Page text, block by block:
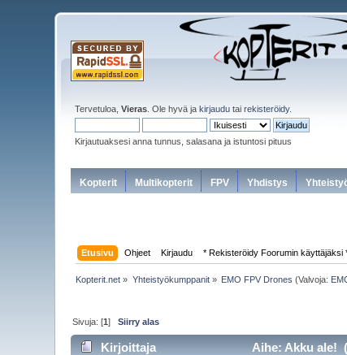
Tervetuloa,Vieras . Ole hyvä jakirjaudu tairekisteröidy.
Kirjautuaksesi anna tunnus, salasana ja istuntosi pituus
Kopterit Multikopterit FPV Yhdistys
Etusivu Ohjeet Kirjaudu * Rekisteröidy Foorumin käyttäjäksi
Kopterit.net » Yhteistyökumppanit» EMO FPV Drones (Valvoja:
Sivuja: [1]Siirry alas
Kirjoittaja Aihe: Akku ale!